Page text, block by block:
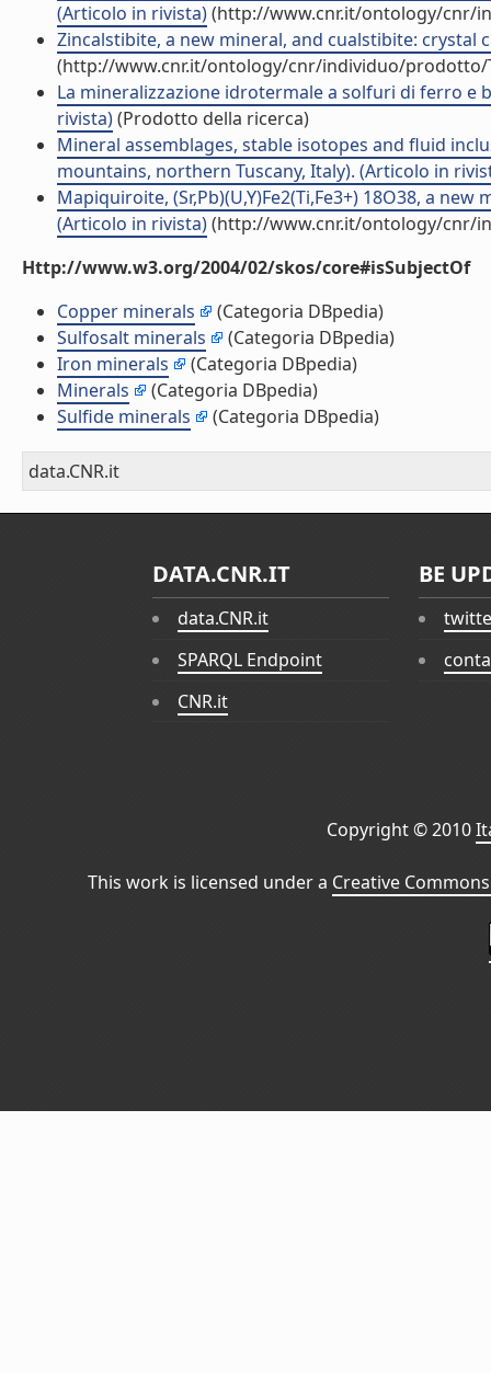
(Articolo in rivista)(http://www.cnr.it/ontology/cnr/
Zincalstibite, a new mineral, and cualstibite:
(http://www.cnr.it/ontology/cnr/individuo/prodotto/
La mineralizzazione idrotermale a solfuri di ferro e
rivista)(Prodotto della ricerca)
Mineral assemblages, stable isotopes and fluid
mountains, northern Tuscany, Italy). (Articolo in
Mapiquiroite, (Sr,Pb)(U,Y)Fe2(Ti,Fe3+) 18O38, a
(Articolo in rivista)(http://www.cnr.it/ontology/cnr/
Http://www.w3.org/2004/02/skos/core#isSubjectOf
Copper minerals
(Categoria DBpedia)
Sulfosalt minerals
(Categoria DBpedia)
Iron minerals
(Categoria DBpedia)
Minerals
(Categoria DBpedia)
Sulfide minerals
(Categoria DBpedia)
data.CNR.it
DATA.CNR.IT
data.CNR.it
SPARQL Endpoint
CNR.it
BE
Copyright © 2010
This work is licensed under a Creative